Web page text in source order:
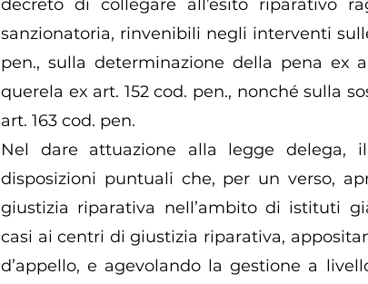
decreto di collegare all’esito riparativo
sanzionatoria, rinvenibili negli interventi
pen., sulla determinazione della pena ex
querela ex art. 152 cod. pen., nonché sulla
art. 163 cod. pen.
Nel dare attuazione alla legge delega,
disposizioni puntuali che, per un verso,
giustizia riparativa nell’ambito di istituti
casi ai centri di giustizia riparativa,
d’appello, e agevolando la gestione a